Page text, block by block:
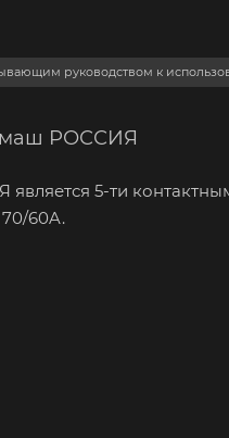
руководством к
РОССИЯ
5-ти
60A.